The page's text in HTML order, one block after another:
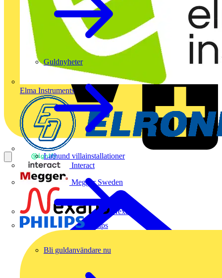
Elma Instruments
Interact
Megger Sweden
Nexans
Philips
Guldnyheter
Lathund villainstallationer
Bli guldanvändare nu